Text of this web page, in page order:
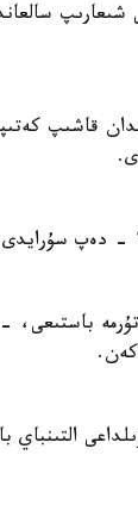
شىعارىپ
قاشىپ
- دەپ
باستىعى، -
التىنباي